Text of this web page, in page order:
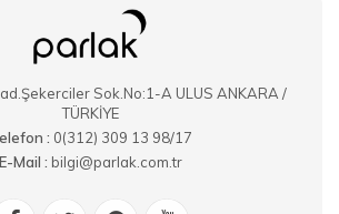
Sok.No:1-A ULUS ANKARA /
TÜRKİYE
: 0(312) 309 13 98/17
E-Mail : bilgi@parlak.com.tr